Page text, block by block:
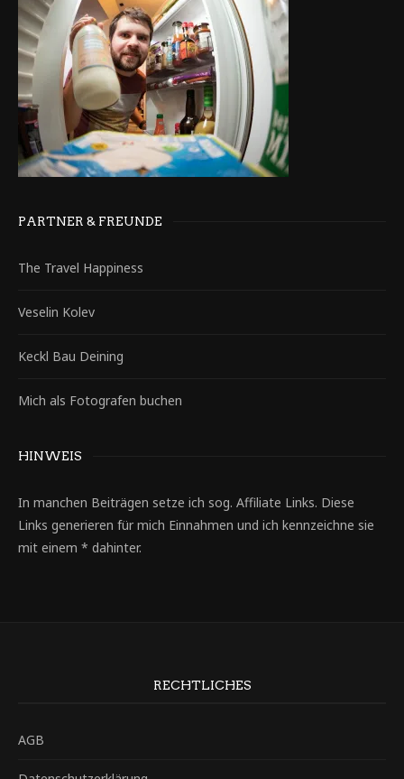
PARTNER & FREUNDE
The Travel Happiness
Veselin Kolev
Keckl Bau Deining
Mich als Fotografen buchen
HINWEIS
In manchen Beiträgen setze ich sog. Affiliate Links. Diese
Links generieren für mich Einnahmen und ich kennzeichne sie
mit einem * dahinter.
RECHTLICHES
AGB